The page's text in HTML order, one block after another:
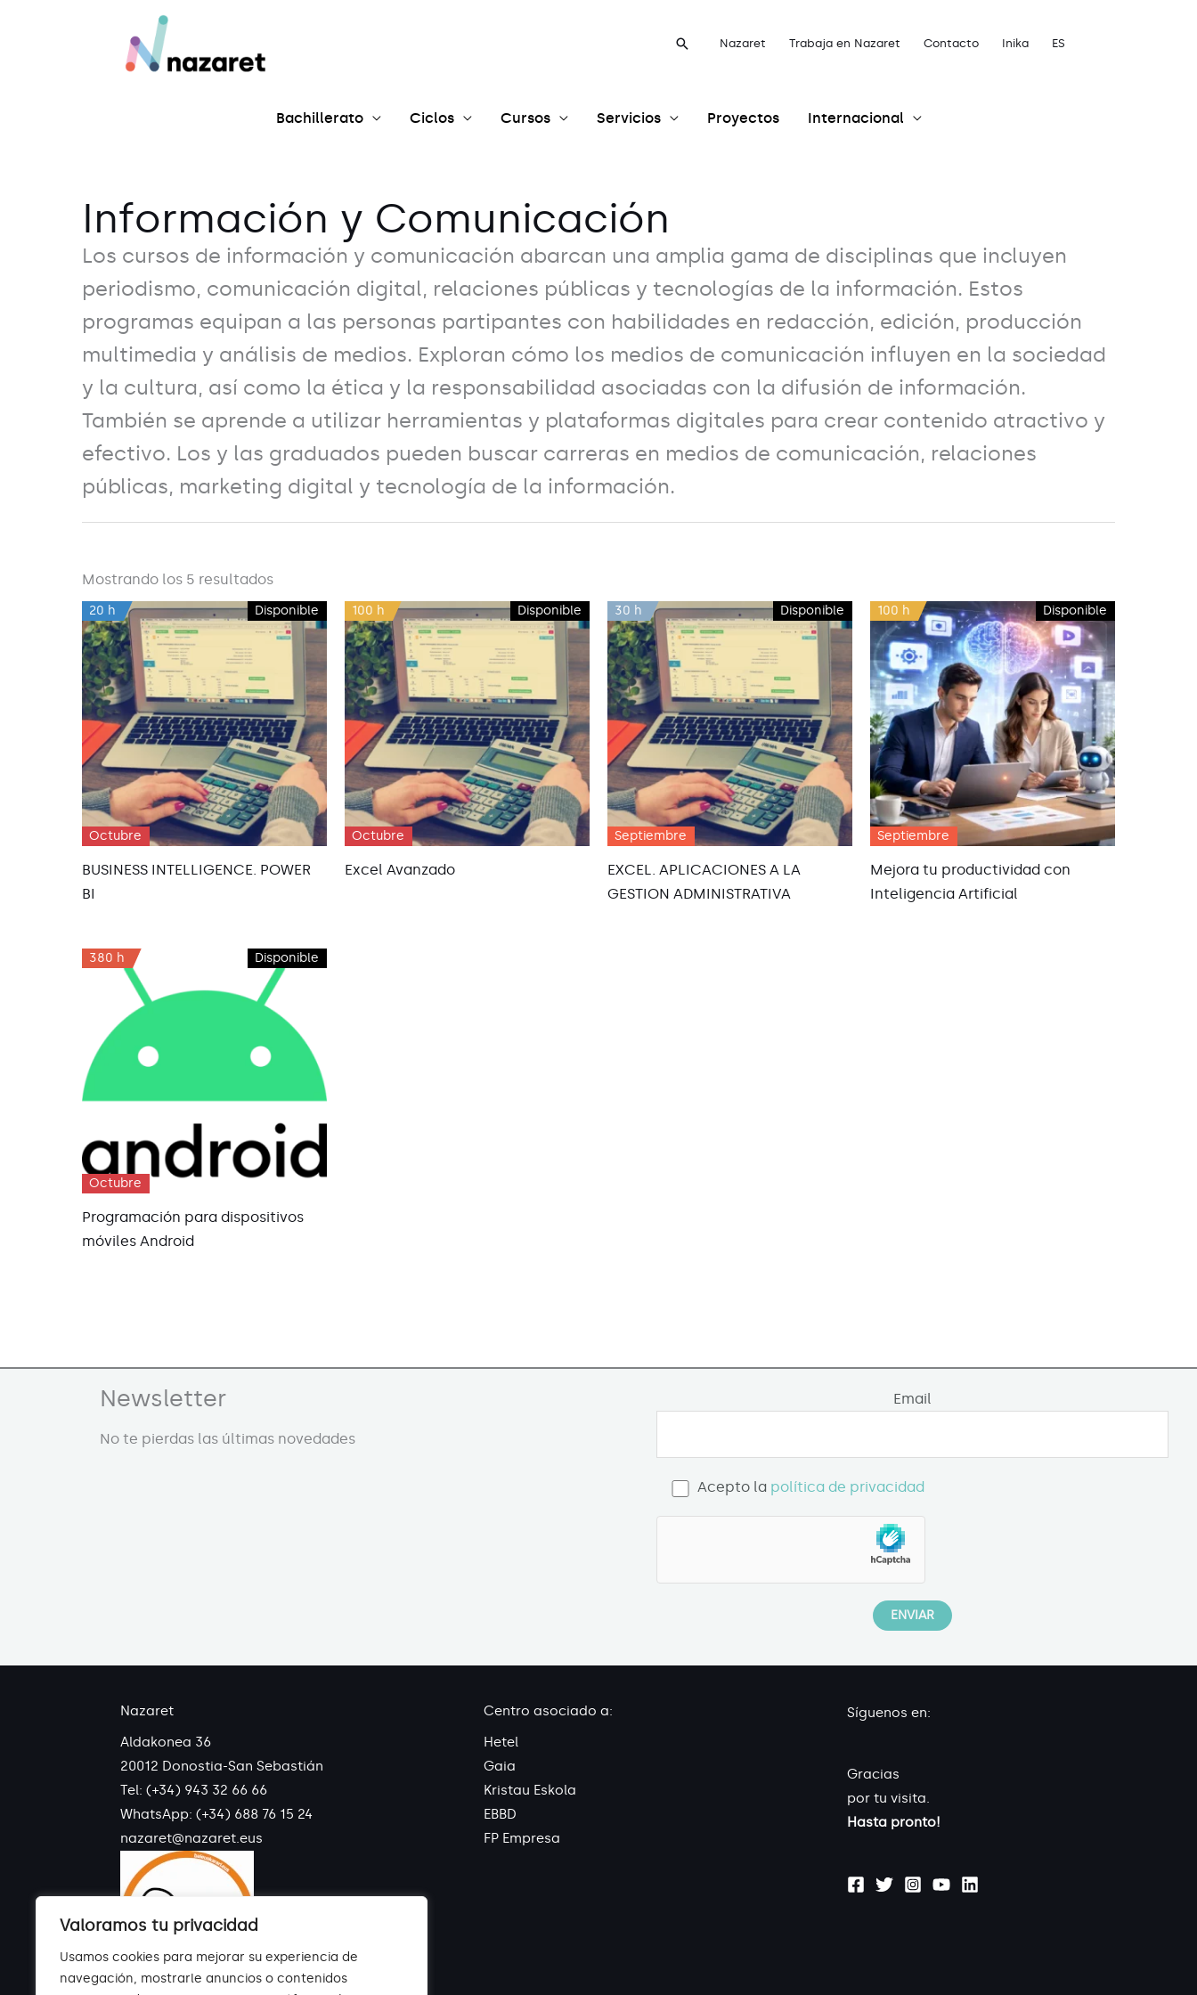
Valoramos tu privacidad
Usamos cookies para mejorar su experiencia de
navegación, mostrarle anuncios o contenidos
BuscarNazaret Trabaja en Nazaret Contacto Inika ES
Bachillerato Ciclos Cursos Servicios Proyectos Internacional
Información y Comunicación
Los cursos de información y comunicación abarcan una amplia gama de disciplinas que incluyen
periodismo, comunicación digital, relaciones públicas y tecnologías de la información. Estos
programas equipan a las personas partipantes con habilidades en redacción, edición, producción
multimedia y análisis de medios. Exploran cómo los medios de comunicación influyen en la sociedad
y la cultura, así como la ética y la responsabilidad asociadas con la difusión de información.
También se aprende a utilizar herramientas y plataformas digitales para crear contenido atractivo y
efectivo. Los y las graduados pueden buscar carreras en medios de comunicación, relaciones
públicas, marketing digital y tecnología de la información.
Mostrando los 5 resultados
Octubre
Disponible
20 h
BUSINESS INTELLIGENCE. POWER
BI
Octubre
Disponible
100 h
Excel Avanzado
Septiembre
Disponible
30 h
EXCEL. APLICACIONES A LA
GESTION ADMINISTRATIVA
Septiembre
Disponible
100 h
Mejora tu productividad con
Inteligencia Artificial
380 h
Octubre
Disponible
Programación para dispositivos
móviles Android
Newsletter
No te pierdas las últimas novedades
Email
Acepto la política de privacidad
Nazaret
Aldakonea 36
20012 Donostia-San Sebastián
Tel: (+34) 943 32 66 66
WhatsApp: (+34) 688 76 15 24
nazaret@nazaret.eus
Centro asociado a:
Hetel
Gaia
Kristau Eskola
EBBD
FP Empresa
Síguenos en:
Gracias
por tu visita.
Hasta pronto!